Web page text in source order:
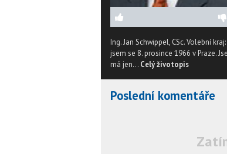
Ing. Jan Schwippel, CSc. Volební
jsem se 8. prosince 1966 v Praze.
má jen... Celý životopis
Poslední komentáře